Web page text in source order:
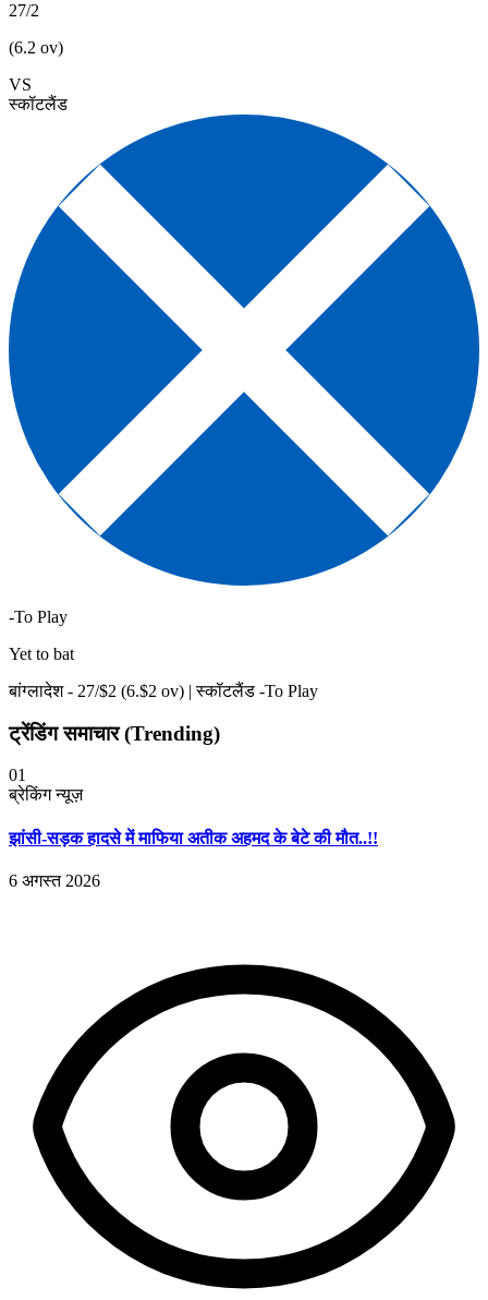
27/2
(6.2 ov)
VS
स्कॉटलैंड
-To Play
Yet to bat
बांग्लादेश - 27/$2 (6.$2 ov) | स्कॉटलैंड -To Play
ट्रेंडिंग समाचार (Trending)
01
ब्रेकिंग न्यूज़
झांसी-सड़क हादसे में माफिया अतीक अहमद के बेटे की मौत..!!
6 अगस्त 2026